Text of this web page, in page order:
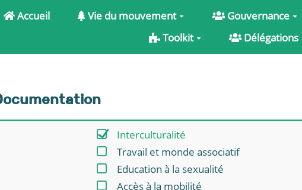
Accueil Vie du mouvement Gouvernance
Toolkit
Délégations
Interculturalité
Travail et monde associatif
Education à la sexualité
Accès à la mobilité